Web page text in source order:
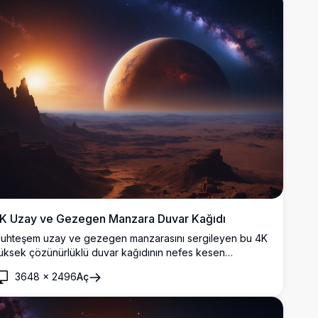
Uzay ve Gezegen Manzara Duvar Kağıdı
uzay ve gezegen manzarasını sergileyen bu 4K
çözünürlüklü duvar kağıdının nefes kesen
uzak bir gezegenin canlı renklerine tanık olun, huzurlu
ilham verici bir sahne oluşturur. Masaüstü veya mobil
planlar için mükemmel.
3648 × 2496Aç